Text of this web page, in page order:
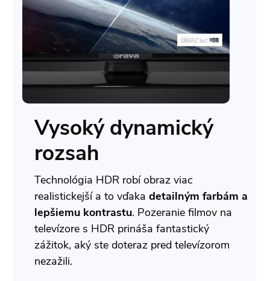
Vysoký dynamický
rozsah
Technológia HDR robí obraz viac
realistickejší a to vďaka detailným farbám a
lepšiemu kontrastu. Pozeranie filmov na
televízore s HDR prináša fantastický
zážitok, aký ste doteraz pred televízorom
nezažili.